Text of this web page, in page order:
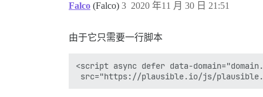
Falco (Falco) 2020 年11 月 30 日 21:51
3
由于它只需要一行脚本
<script async defer data-